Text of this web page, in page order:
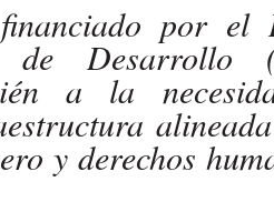
por el
de Desarrollo
a la
y derechos